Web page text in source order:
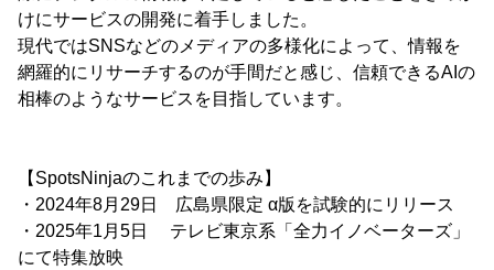
けにサービスの開発に着手しました。
現代ではSNSなどのメディアの多様化によって、情報を
網羅的にリサーチするのが手間だと感じ、信頼できるAIの
相棒のようなサービスを目指しています。
【SpotsNinjaのこれまでの歩み】
・2024年8月29日 広島県限定 α版を試験的にリリース
・2025年1月5日 テレビ東京系「全力イノベーターズ」
にて特集放映